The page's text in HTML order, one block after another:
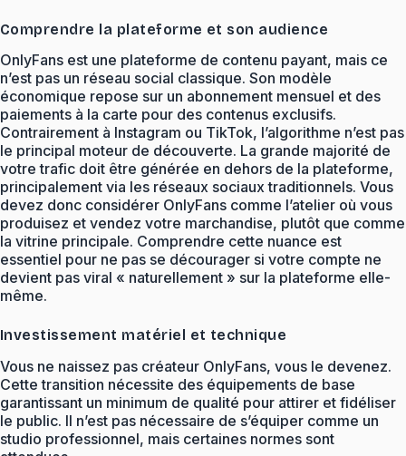
Comprendre la plateforme et son audience
OnlyFans est une plateforme de contenu payant, mais ce
n’est pas un réseau social classique. Son modèle
économique repose sur un abonnement mensuel et des
paiements à la carte pour des contenus exclusifs.
Contrairement à Instagram ou TikTok, l’algorithme n’est pas
le principal moteur de découverte. La grande majorité de
votre trafic doit être générée en dehors de la plateforme,
principalement via les réseaux sociaux traditionnels. Vous
devez donc considérer OnlyFans comme l’atelier où vous
produisez et vendez votre marchandise, plutôt que comme
la vitrine principale. Comprendre cette nuance est
essentiel pour ne pas se décourager si votre compte ne
devient pas viral « naturellement » sur la plateforme elle-
même.
Investissement matériel et technique
Vous ne naissez pas créateur OnlyFans, vous le devenez.
Cette transition nécessite des équipements de base
garantissant un minimum de qualité pour attirer et fidéliser
le public. Il n’est pas nécessaire de s’équiper comme un
studio professionnel, mais certaines normes sont